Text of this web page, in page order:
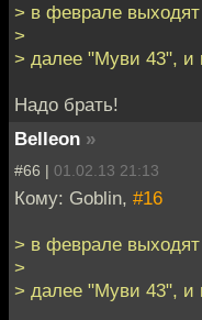
> в феврале
>
> далее "Муви 43", и
Надо брать!
Belleon »
#66 | 01.02.13 21:13
Кому: Goblin, #16
> в феврале
>
> далее "Муви 43", и